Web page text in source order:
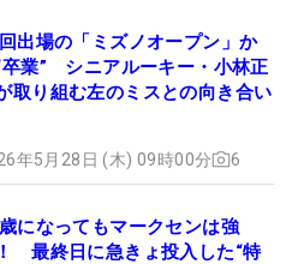
出場の「ミズノオープン」か
卒業” シニアルーキー・小林正
取り組む左のミスとの向き合い
年5月28日 (木) 09時00分 6
になってもマークセンは強
最終日に急きょ投入した“特